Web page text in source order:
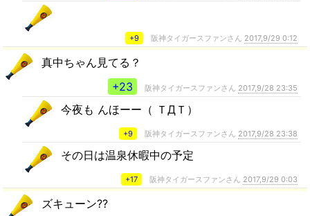
+9 阪神タイガースファンさん 2017,9/29 0:12
真中ちゃん見てる？
+23
阪神タイガースファンさん 2017,9/28 23:35
今夜も んほーー（ ＴДＴ）
+9 阪神タイガースファンさん 2017,9/28 23:38
その日は温泉休暇中の予定
+17 阪神タイガースファンさん 2017,9/29 0:03
ズキューン??